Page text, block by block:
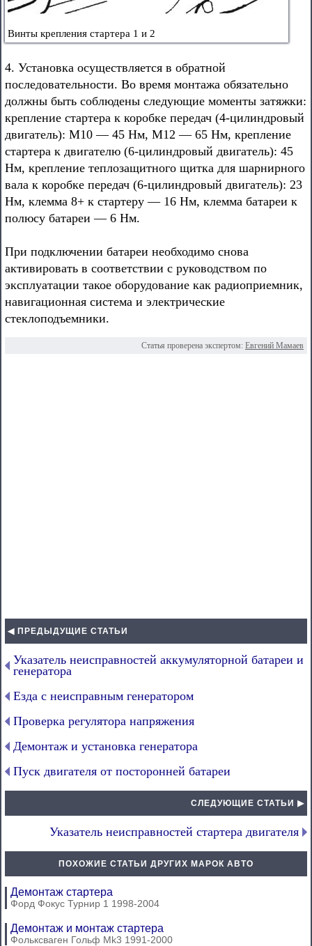
Винты крепления стартера 1 и 2
4. Установка осуществляется в обратной
последовательности. Во время монтажа обязательно
должны быть соблюдены следующие моменты затяжки:
крепление стартера к коробке передач (4-цилиндровый
двигатель): М10 — 45 Нм, М12 — 65 Нм, крепление
стартера к двигателю (6-цилиндровый двигатель): 45
Нм, крепление теплозащитного щитка для шарнирного
вала к коробке передач (6-цилиндровый двигатель): 23
Нм, клемма 8+ к стартеру — 16 Нм, клемма батареи к
полюсу батареи — 6 Нм.
При подключении батареи необходимо снова
активировать в соответствии с руководством по
эксплуатации такое оборудование как радиоприемник,
навигационная система и электрические
стеклоподъемники.
Статья проверена экспертом: Евгений Мамаев
◀ ПРЕДЫДУЩИЕ СТАТЬИ
Указатель неисправностей аккумуляторной батареи и
генератора
Езда с неисправным генератором
Проверка регулятора напряжения
Демонтаж и установка генератора
Пуск двигателя от посторонней батареи
СЛЕДУЮЩИЕ СТАТЬИ ▶
Указатель неисправностей стартера двигателя
ПОХОЖИЕ СТАТЬИ ДРУГИХ МАРОК АВТО
Демонтаж стартера
Форд Фокус Турнир 1 1998-2004
Демонтаж и монтаж стартера
Фольксваген Гольф Mk3 1991-2000